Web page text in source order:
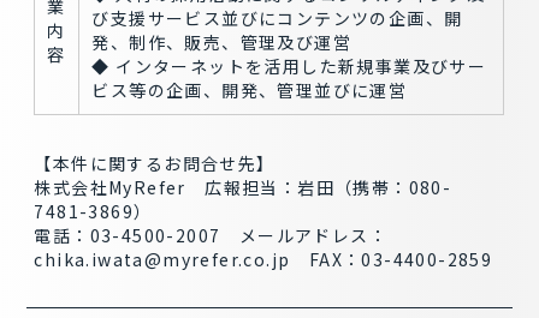
業
内
容
び支援サービス並びにコンテンツの企画、開
発、制作、販売、管理及び運営
◆ インターネットを活用した新規事業及びサー
ビス等の企画、開発、管理並びに運営
【本件に関するお問合せ先】
株式会社MyRefer 広報担当：岩田（携帯：080-
7481-3869）
電話：03-4500-2007 メールアドレス：
chika.iwata@myrefer.co.jp FAX：03-4400-2859